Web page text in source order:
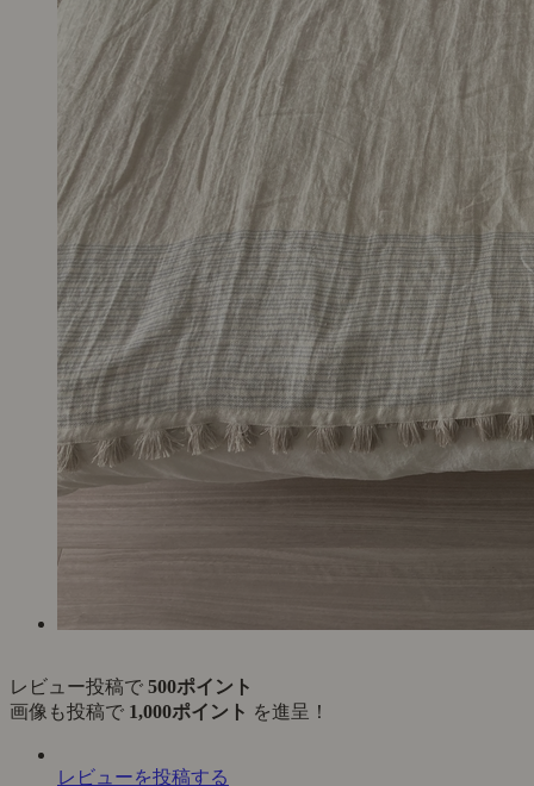
レビュー投稿で 500ポイント
画像も投稿で 1,000ポイント を進呈！
レビューを投稿する